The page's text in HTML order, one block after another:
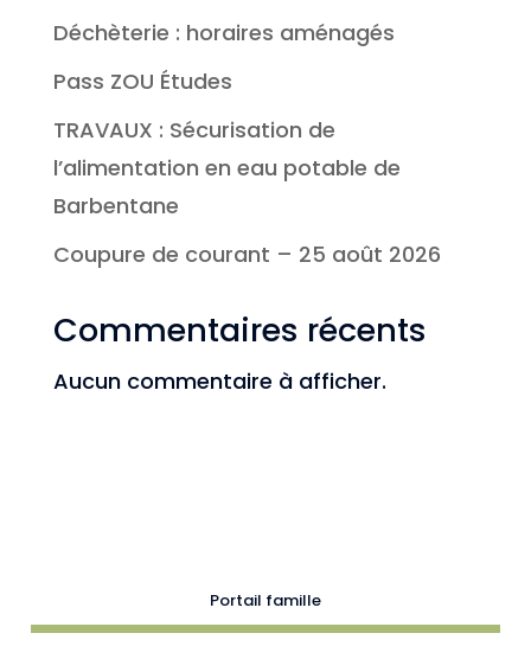
Déchèterie : horaires aménagés
Pass ZOU Études
TRAVAUX : Sécurisation de
l’alimentation en eau potable de
Barbentane
Coupure de courant – 25 août 2026
Commentaires récents
Aucun commentaire à afficher.
Portail famille